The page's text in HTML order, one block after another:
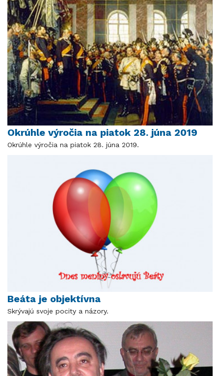
Okrúhle výročia na piatok 28. júna 2019
Okrúhle výročia na piatok 28. júna 2019.
Beáta je objektívna
Skrývajú svoje pocity a názory.